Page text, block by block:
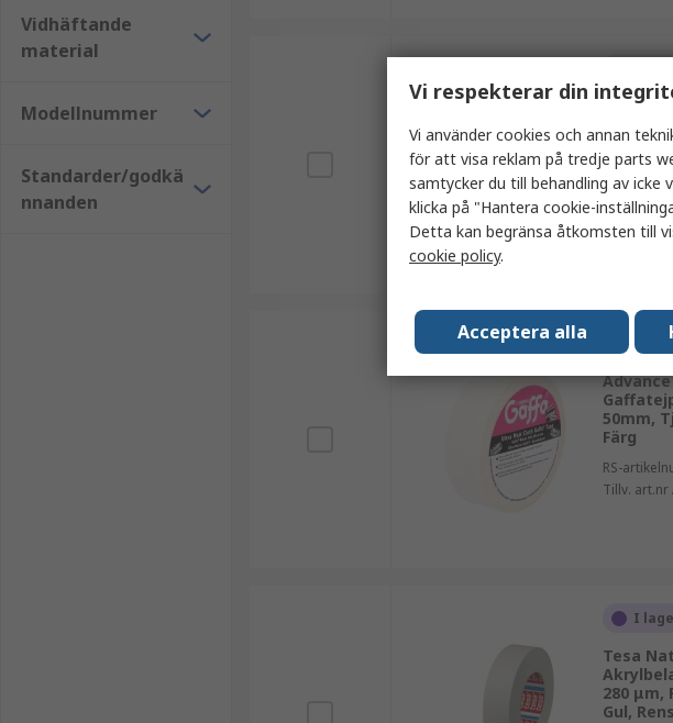
Vidhäftande
material
Modellnummer
Standarder/godkä
nnanden
Advance
50mm,
Svart
RS-
Tillv. art.nr
I
50mm,
Färg
RS-
Tillv. art.nr
I
Tesa
280 μm,
Gul,
Vi respekterar din
Vi använder cookies och annan
för att visa reklam på tredje parts
samtycker du till behandling av icke
klicka på "Hantera cookie-
Detta kan begränsa åtkomsten till
cookie policy.
Acceptera alla